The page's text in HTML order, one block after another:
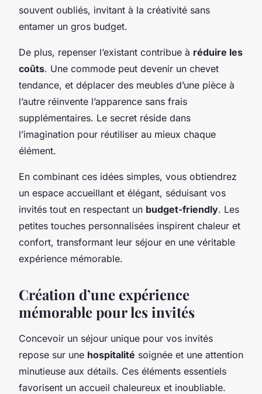
souvent oubliés, invitant à la créativité sans
entamer un gros budget.
De plus, repenser l’existant contribue à réduire les
coûts. Une commode peut devenir un chevet
tendance, et déplacer des meubles d’une pièce à
l’autre réinvente l’apparence sans frais
supplémentaires. Le secret réside dans
l’imagination pour réutiliser au mieux chaque
élément.
En combinant ces idées simples, vous obtiendrez
un espace accueillant et élégant, séduisant vos
invités tout en respectant un budget-friendly. Les
petites touches personnalisées inspirent chaleur et
confort, transformant leur séjour en une véritable
expérience mémorable.
Création d’une expérience
mémorable pour les invités
Concevoir un séjour unique pour vos invités
repose sur une hospitalité soignée et une attention
minutieuse aux détails. Ces éléments essentiels
favorisent un accueil chaleureux et inoubliable.